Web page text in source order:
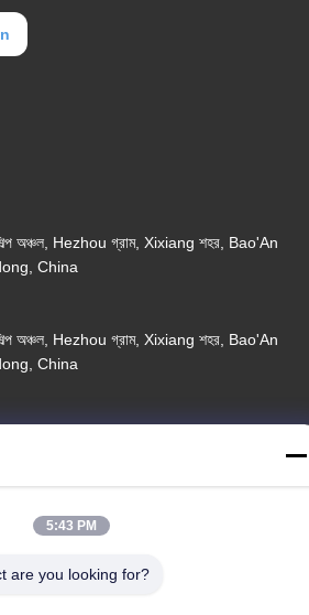
অঞ্চল, Hezhou গ্রাম, Xixiang শহর, Bao'An
China
অঞ্চল, Hezhou গ্রাম, Xixiang শহর, Bao'An
China
সুইচ সরবরাহকারী। কপিরাইট © -2026 Shenzhen
5:43 PM
are you looking for?